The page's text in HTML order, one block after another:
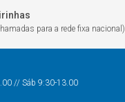
para a rede fixa nacional)
// Sáb 9:30-13.00